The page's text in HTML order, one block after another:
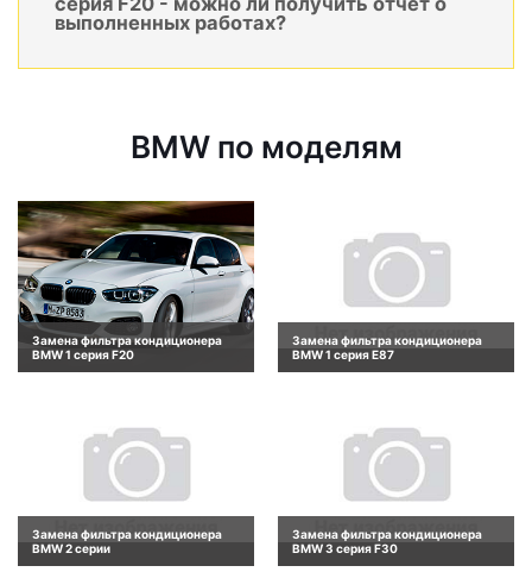
выполненных работах?
BMW по моделям
Замена фильтра кондиционера
BMW 1 серия F20
Замена фильтра кондиционера
BMW 1 серия E87
Замена фильтра кондиционера
BMW 2 серии
Замена фильтра кондиционера
BMW 3 серия F30